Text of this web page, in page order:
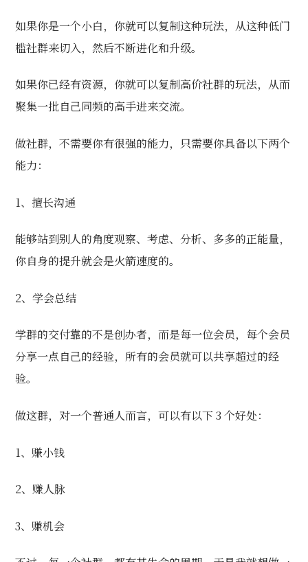
如果你是一个小白，你就可以复制这种玩法，从这种低门
槛社群来切入，然后不断进化和升级。
如果你已经有资源，你就可以复制高价社群的玩法，从而
聚集一批自己同频的高手进来交流。
做社群，不需要你有很强的能力，只需要你具备以下两个
能力：
1、擅长沟通
能够站到别人的角度观察、考虑、分析、多多的正能量，
你自身的提升就会是火箭速度的。
2、学会总结
学群的交付靠的不是创办者，而是每一位会员，每个会员
分享一点自己的经验，所有的会员就可以共享超过的经
验。
做这群，对一个普通人而言，可以有以下 3 个好处：
1、赚小钱
2、赚人脉
3、赚机会